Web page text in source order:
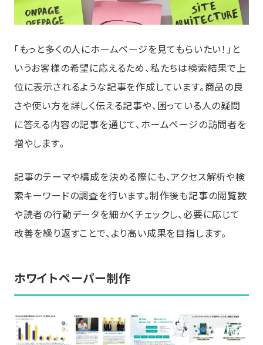
「もっと多くの人にホームページを見てもらいたい！」と
いうお客様の希望に応えるため、私たちは検索結果で上
位に表示されるような記事を作成しています。商品の良
さや使い方を詳しく伝える記事や、困っている人の疑問
に答える内容の記事を通じて、ホームページの訪問者を
増やします。
記事のテーマや構成を決める際にも、アクセス解析や検
索キーワードの調査を行います。制作後も記事の閲覧数
や読者の行動データを細かくチェックし、必要に応じて
改善を繰り返すことで、より高い成果を目指します。
ホワイトペーパー制作